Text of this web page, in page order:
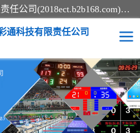
北京易彩通科技有限责任公司(2018ect.b2b168.com)主要提供陕西计时记分系统，全国统一热线：15611947915.北京易彩通科技有限责任公司有一支长期从事智能控制系统研发的高素质的队伍，具有嵌入式系统，视频系统、通信系统、网络系统，体育计时系统的知识和技能。强力打造体育比赛计时计分系统、智能升降旗系统、标准时钟系统、赛事编排及信息发布系统，为用户提供较新的，较廉价的，应用解决方案。
通科技有限责任公司
游泳计时系统
GPS同步时钟系统